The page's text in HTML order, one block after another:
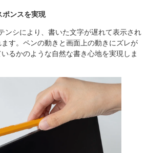
ポンスを実現
ンシにより、書いた文字が遅れて表示され
す。ペンの動きと画面上の動きにズレが
るかのような自然な書き心地を実現しま